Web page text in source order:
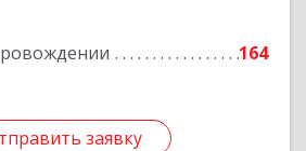
164
заявку
заявку